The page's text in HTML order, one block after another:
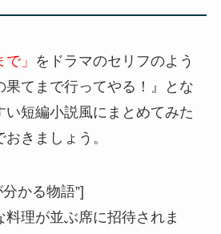
」
をドラマのセリフのよう
果てまで行ってやる！』とな
い短編小説風にまとめてみた
きましょう。
かる物語”]
理が並ぶ席に招待されま